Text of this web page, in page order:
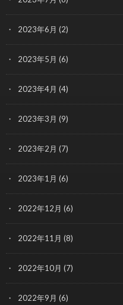
2023年6月 (2)
2023年5月 (6)
2023年4月 (4)
2023年3月 (9)
2023年2月 (7)
2023年1月 (6)
2022年12月 (6)
2022年11月 (8)
2022年10月 (7)
2022年9月 (6)